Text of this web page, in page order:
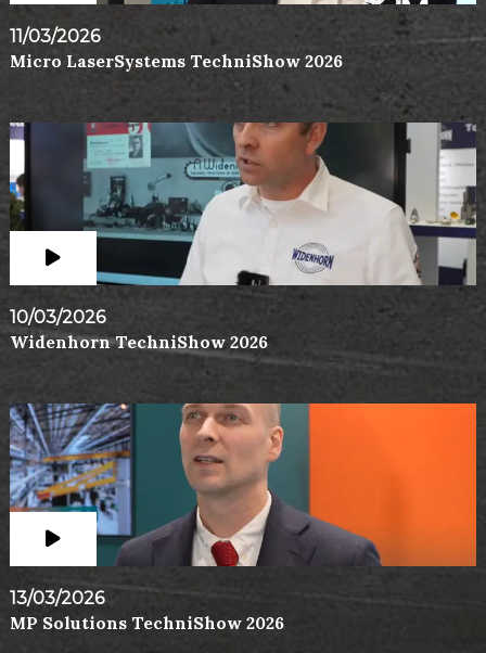
11/03/2026
Micro LaserSystems TechniShow 2026
10/03/2026
Widenhorn TechniShow 2026
13/03/2026
MP Solutions TechniShow 2026